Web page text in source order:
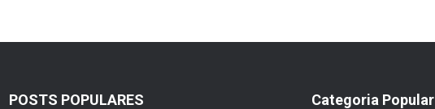
POSTS POPULARES Categoria Popular